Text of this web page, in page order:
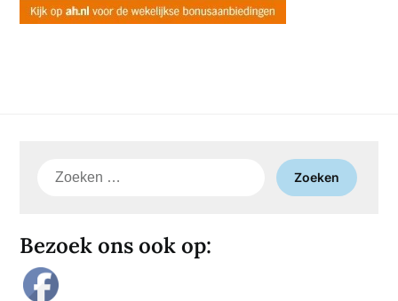
Zoeken
Bezoek ons ook op: